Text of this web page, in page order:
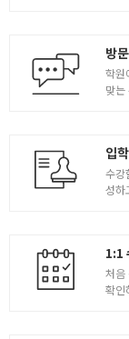
3
- 채색
- 소점
- 채색
실내공
- 소점
- 주거
- 숙박
방
학원
맞는
입
수강
성하
1:1
처음
확인